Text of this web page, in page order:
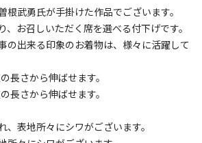
根武勇氏が手掛けた作品でございます。
、お召しいただく席を選べる付下げです。
の出来る印象のお着物は、様々に活躍して
長さから伸ばせます。
長さから伸ばせます。
、表地所々にシワがございます。